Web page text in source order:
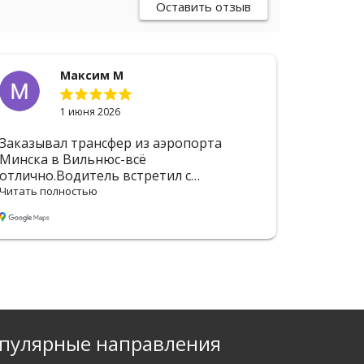
Оставить отзыв
Максим М
1 июня 2026
Заказывал трансфер из аэропорта
Минска в Вильнюс-всё
отлично.Водитель встретил с
табличкой, помог с сумками.Машина
чистая, кондиционер работал.Доехали
быстро и без пробок, водитель ехал
аккуратно.Отдельное спасибо за то, что
Читать полностью
направления